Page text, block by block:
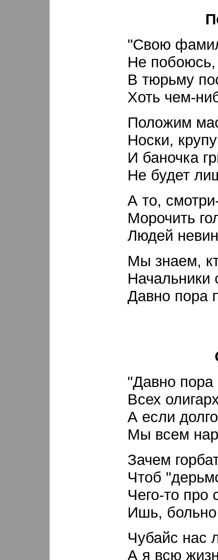
"Свою
Не
В тюрьму
Хоть чем-
Положим
Носки,
И баночка
Не будет
А то,
Морочить
Людей
Мы знаем,
Начальники
Давно пора
"Давно пора
Всех
А если
Мы всем
Зачем
Чтоб
Чего-то про
Ишь,
Чубайс нас
А я всю